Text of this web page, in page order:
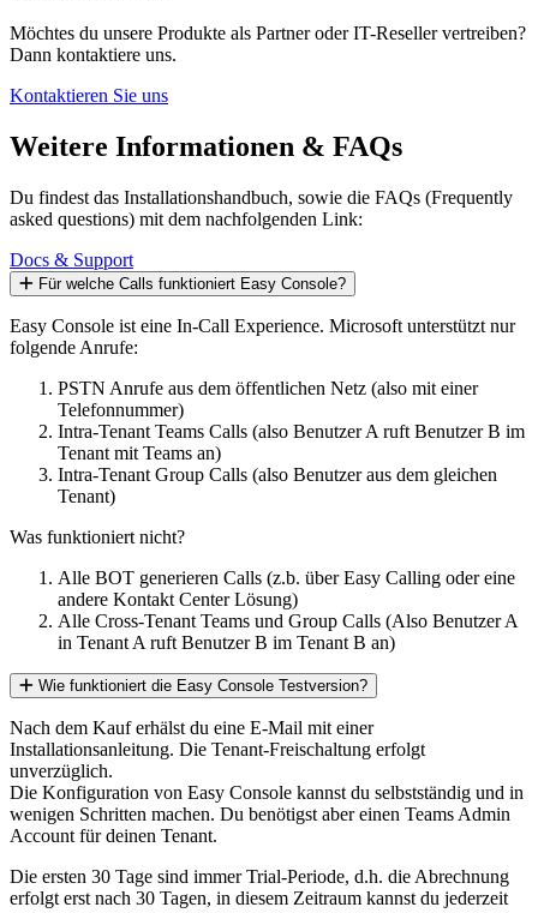
Möchtes du unsere Produkte als Partner oder IT-Reseller vertreiben?
Dann kontaktiere uns.
Kontaktieren Sie uns
Weitere Informationen & FAQs
Du findest das Installationshandbuch, sowie die FAQs (Frequently
asked questions) mit dem nachfolgenden Link:
Docs & Support
Für welche Calls funktioniert Easy Console?
Easy Console ist eine In-Call Experience. Microsoft unterstützt nur
folgende Anrufe:
PSTN Anrufe aus dem öffentlichen Netz (also mit einer
Telefonnummer)
Intra-Tenant Teams Calls (also Benutzer A ruft Benutzer B im
Tenant mit Teams an)
Intra-Tenant Group Calls (also Benutzer aus dem gleichen
Tenant)
Was funktioniert nicht?
Alle BOT generieren Calls (z.b. über Easy Calling oder eine
andere Kontakt Center Lösung)
Alle Cross-Tenant Teams und Group Calls (Also Benutzer A
in Tenant A ruft Benutzer B im Tenant B an)
Wie funktioniert die Easy Console Testversion?
Nach dem Kauf erhälst du eine E-Mail mit einer
Installationsanleitung. Die Tenant-Freischaltung erfolgt
unverzüglich.
Die Konfiguration von Easy Console kannst du selbstständig und in
wenigen Schritten machen. Du benötigst aber einen Teams Admin
Account für deinen Tenant.
Die ersten 30 Tage sind immer Trial-Periode, d.h. die Abrechnung
erfolgt erst nach 30 Tagen, in diesem Zeitraum kannst du jederzeit